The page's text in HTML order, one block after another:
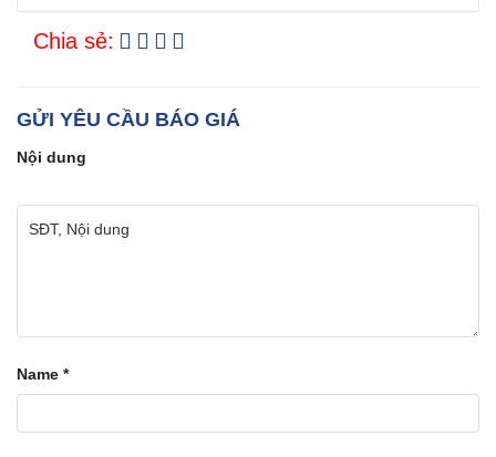
Chia sẻ:
GỬI YÊU CẦU BÁO GIÁ
Nội dung
Name *